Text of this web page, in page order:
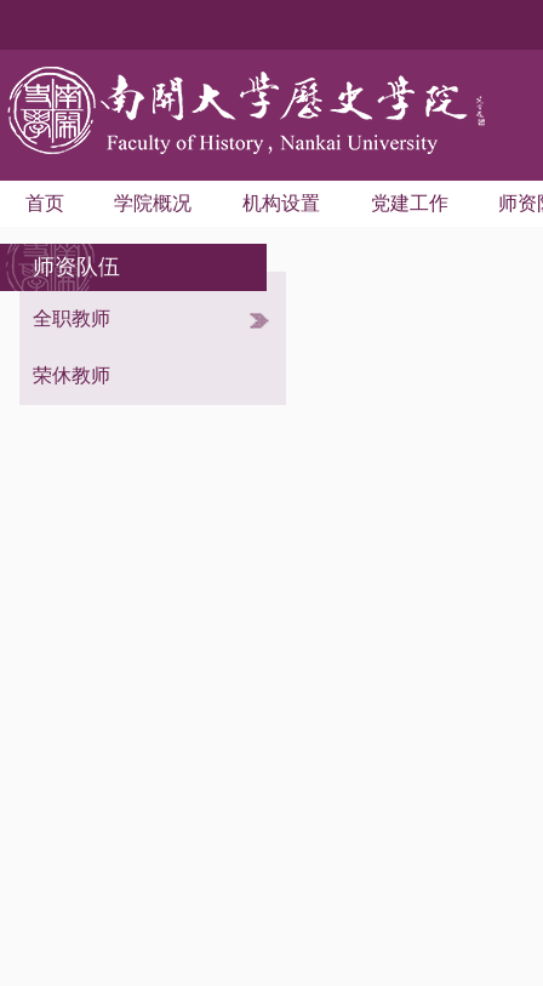
首页 学院概况 机构设置 党建工作 师资
师资队伍
全职教师
中国史学系
世界史学系
考古学与博物馆学系
荣休教师